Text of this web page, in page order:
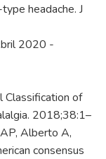
headache. J
2020 -
of
2018;38:1–
Alberto A,
consensus